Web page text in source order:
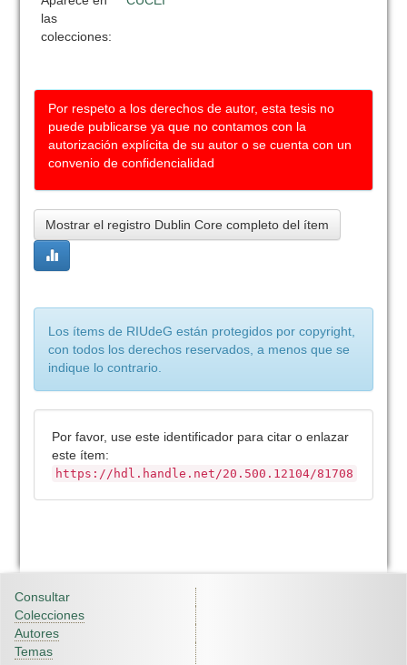
las
colecciones:
Por respeto a los derechos de autor, esta tesis no
puede publicarse ya que no contamos con la
autorización explícita de su autor o se cuenta con un
convenio de confidencialidad
Mostrar el registro Dublin Core completo del ítem
Los ítems de RIUdeG están protegidos por copyright,
con todos los derechos reservados, a menos que se
indique lo contrario.
Por favor, use este identificador para citar o enlazar
este ítem:
https://hdl.handle.net/20.500.12104/81708
Consultar
Colecciones
Autores
Temas